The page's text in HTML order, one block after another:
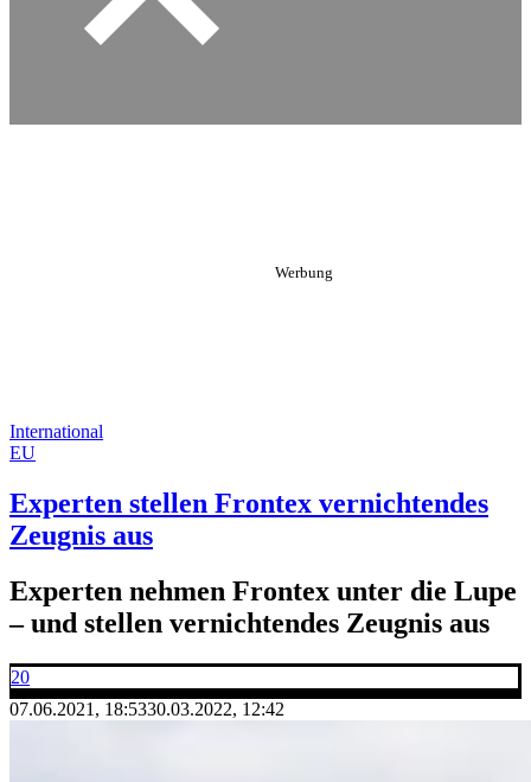
International
EU
Experten stellen Frontex vernichtendes
Zeugnis aus
Experten nehmen Frontex unter die Lupe
– und stellen vernichtendes Zeugnis aus
20
07.06.2021, 18:5330.03.2022, 12:42